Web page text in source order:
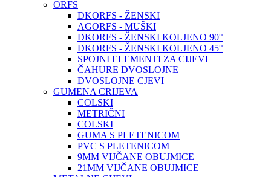
ORFS
DKORFS - ŽENSKI
AGORFS - MUŠKI
DKORFS - ŽENSKI KOLJENO 90°
DKORFS - ŽENSKI KOLJENO 45°
SPOJNI ELEMENTI ZA CIJEVI
ČAHURE DVOSLOJNE
DVOSLOJNE CJEVI
GUMENA CRIJEVA
COLSKI
METRIČNI
COLSKI
GUMA S PLETENICOM
PVC S PLETENICOM
9MM VIJČANE OBUJMICE
21MM VIJČANE OBUJMICE